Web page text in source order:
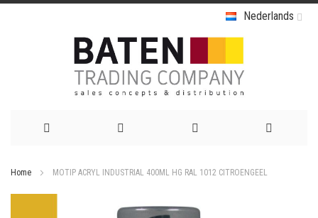
Nederlands
Home MOTIP ACRYL INDUSTRIAL 400ML HG RAL 1012 CITROENGEEL